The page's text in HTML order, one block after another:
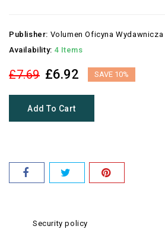
Publisher: Volumen Oficyna Wydawnicza
Availability: 4 Items
£7.69 £6.92 SAVE 10%
Add To Cart
Security policy